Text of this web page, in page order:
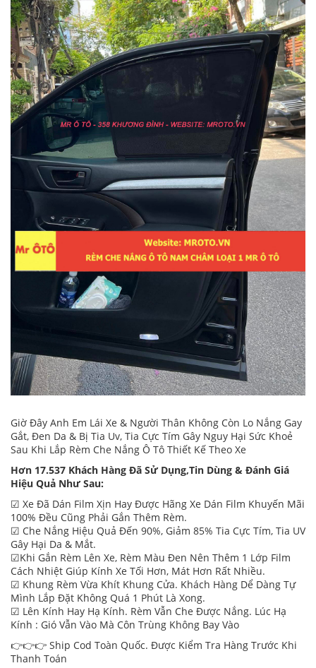
Giờ Đây Anh Em Lái Xe & Người Thân Không Còn Lo Nắng Gay
Gắt, Đen Da & Bị Tia Uv, Tia Cực Tím Gây Nguy Hại Sức Khoẻ
Sau Khi Lắp Rèm Che Nắng Ô Tô Thiết Kế Theo Xe
Hơn 17.537 Khách Hàng Đã Sử Dụng,Tin Dùng & Đánh Giá
Hiệu Quả Như Sau:
☑ Xe Đã Dán Film Xịn Hay Được Hãng Xe Dán Film Khuyến Mãi
100% Đều Cũng Phải Gắn Thêm Rèm.
☑ Che Nắng Hiệu Quả Đến 90%, Giảm 85% Tia Cực Tím, Tia UV
Gây Hại Da & Mắt.
☑Khi Gắn Rèm Lên Xe, Rèm Màu Đen Nên Thêm 1 Lớp Film
Cách Nhiệt Giúp Kính Xe Tối Hơn, Mát Hơn Rất Nhiều.
☑ Khung Rèm Vừa Khít Khung Cửa. Khách Hàng Dể Dàng Tự
Mình Lắp Đặt Không Quá 1 Phút Là Xong.
☑ Lên Kính Hay Hạ Kính. Rèm Vẫn Che Được Nắng. Lúc Hạ
Kính : Gió Vẫn Vào Mà Côn Trùng Không Bay Vào
👉👉👉 Ship Cod Toàn Quốc. Được Kiểm Tra Hàng Trước Khi
Thanh Toán